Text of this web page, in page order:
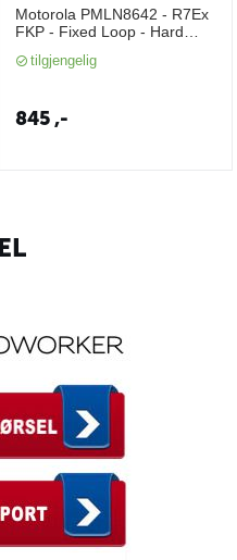
Motorola PMLN8642 - R7Ex
FKP - Fixed Loop - Hard
tilgjengelig
845,-